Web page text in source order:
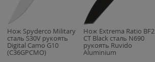
Нож Spyderco Military
сталь S30V рукоять
Digital Camo G10
(C36GPCMO)
Нож Extrema Ratio BF2
CT Black сталь N690
рукоять Ruvido
Aluminium